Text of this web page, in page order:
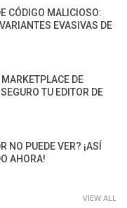
CÓDIGO MALICIOSO:
EVASIVAS DE
DE
TU EDITOR DE
NO PUEDE VER? ¡ASÍ
AHORA!
VIEW ALL